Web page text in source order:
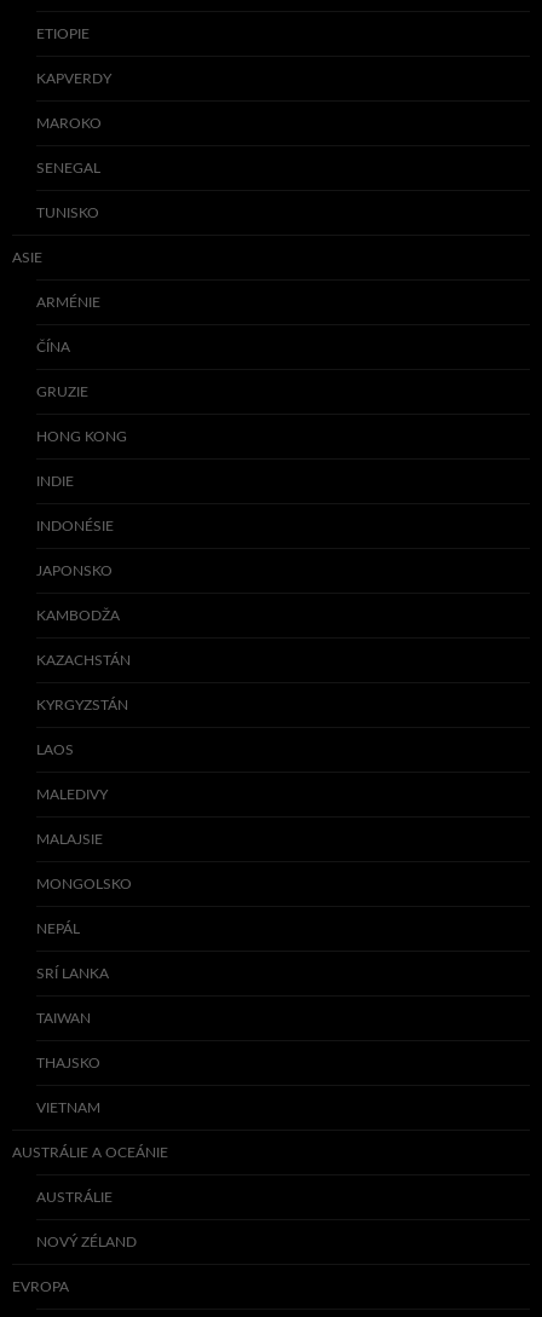
ETIOPIE
KAPVERDY
MAROKO
SENEGAL
TUNISKO
ASIE
ARMÉNIE
ČÍNA
GRUZIE
HONG KONG
INDIE
INDONÉSIE
JAPONSKO
KAMBODŽA
KAZACHSTÁN
KYRGYZSTÁN
LAOS
MALEDIVY
MALAJSIE
MONGOLSKO
NEPÁL
SRÍ LANKA
TAIWAN
THAJSKO
VIETNAM
AUSTRÁLIE A OCEÁNIE
AUSTRÁLIE
NOVÝ ZÉLAND
EVROPA